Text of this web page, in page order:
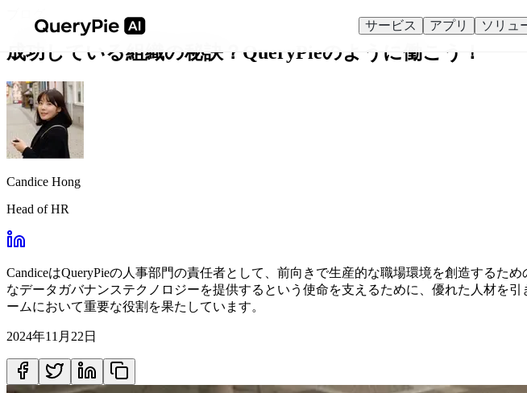
サービス アプリ ソリュ
成功している組織の秘訣？QueryPieのように働こう！
Candice Hong
Head of HR
CandiceはQueryPieの人事部門の責任者として、前向きで生産的な職場環境を創造するた
なデータガバナンステクノロジーを提供するという使命を支えるために、優れた人材を
ームにおいて重要な役割を果たしています。
2024年11月22日